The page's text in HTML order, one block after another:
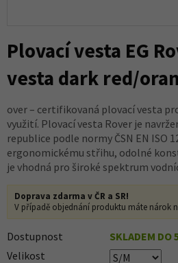
Plovací vesta EG
vesta dark red/
over – certifikovaná plovací vesta
využití. Plovací vesta Rover je
republice podle normy ČSN EN ISO
ergonomickému střihu, odolné
je vhodná pro široké spektrum
Doprava zdarma v ČR a SR!
V případě objednání produktu máte nárok
Dostupnost
SKLADEM DO
Velikost